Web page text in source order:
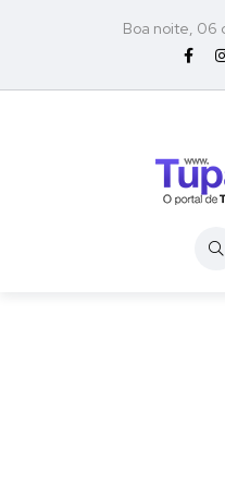
Boa noite, 06